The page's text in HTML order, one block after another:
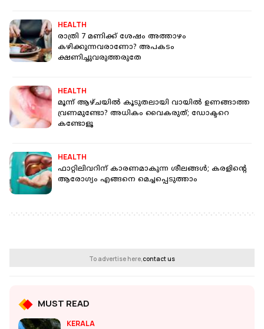
HEALTH
രാത്രി 7 മണിക്ക് ശേഷം അത്താഴം
കഴിക്കുന്നവരാണോ? അപകടം
ക്ഷണിച്ചുവരുത്തരുതേ
HEALTH
മൂന്ന് ആഴ്ചയില്‍ കൂടുതലായി വായില്‍ ഉണങ്ങാത്ത
വ്രണമുണ്ടോ? അധികം വൈകരുത്; ഡോക്ടറെ
കണ്ടോളൂ
HEALTH
ഫാറ്റിലിവറിന് കാരണമാകുന്ന ശീലങ്ങള്‍; കരളിന്റെ
ആരോഗ്യം എങ്ങനെ മെച്ചപ്പെടുത്താം
To advertise here, contact us
MUST READ
KERALA